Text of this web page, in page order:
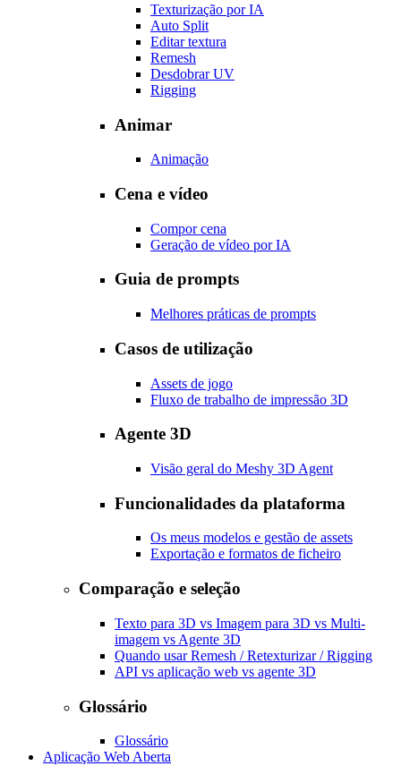
Texturização por IA
Auto Split
Editar textura
Remesh
Desdobrar UV
Rigging
Animar
Animação
Cena e vídeo
Compor cena
Geração de vídeo por IA
Guia de prompts
Melhores práticas de prompts
Casos de utilização
Assets de jogo
Fluxo de trabalho de impressão 3D
Agente 3D
Visão geral do Meshy 3D Agent
Funcionalidades da plataforma
Os meus modelos e gestão de assets
Exportação e formatos de ficheiro
Comparação e seleção
Texto para 3D vs Imagem para 3D vs Multi-
imagem vs Agente 3D
Quando usar Remesh / Retexturizar / Rigging
API vs aplicação web vs agente 3D
Glossário
Glossário
Aplicação Web Aberta